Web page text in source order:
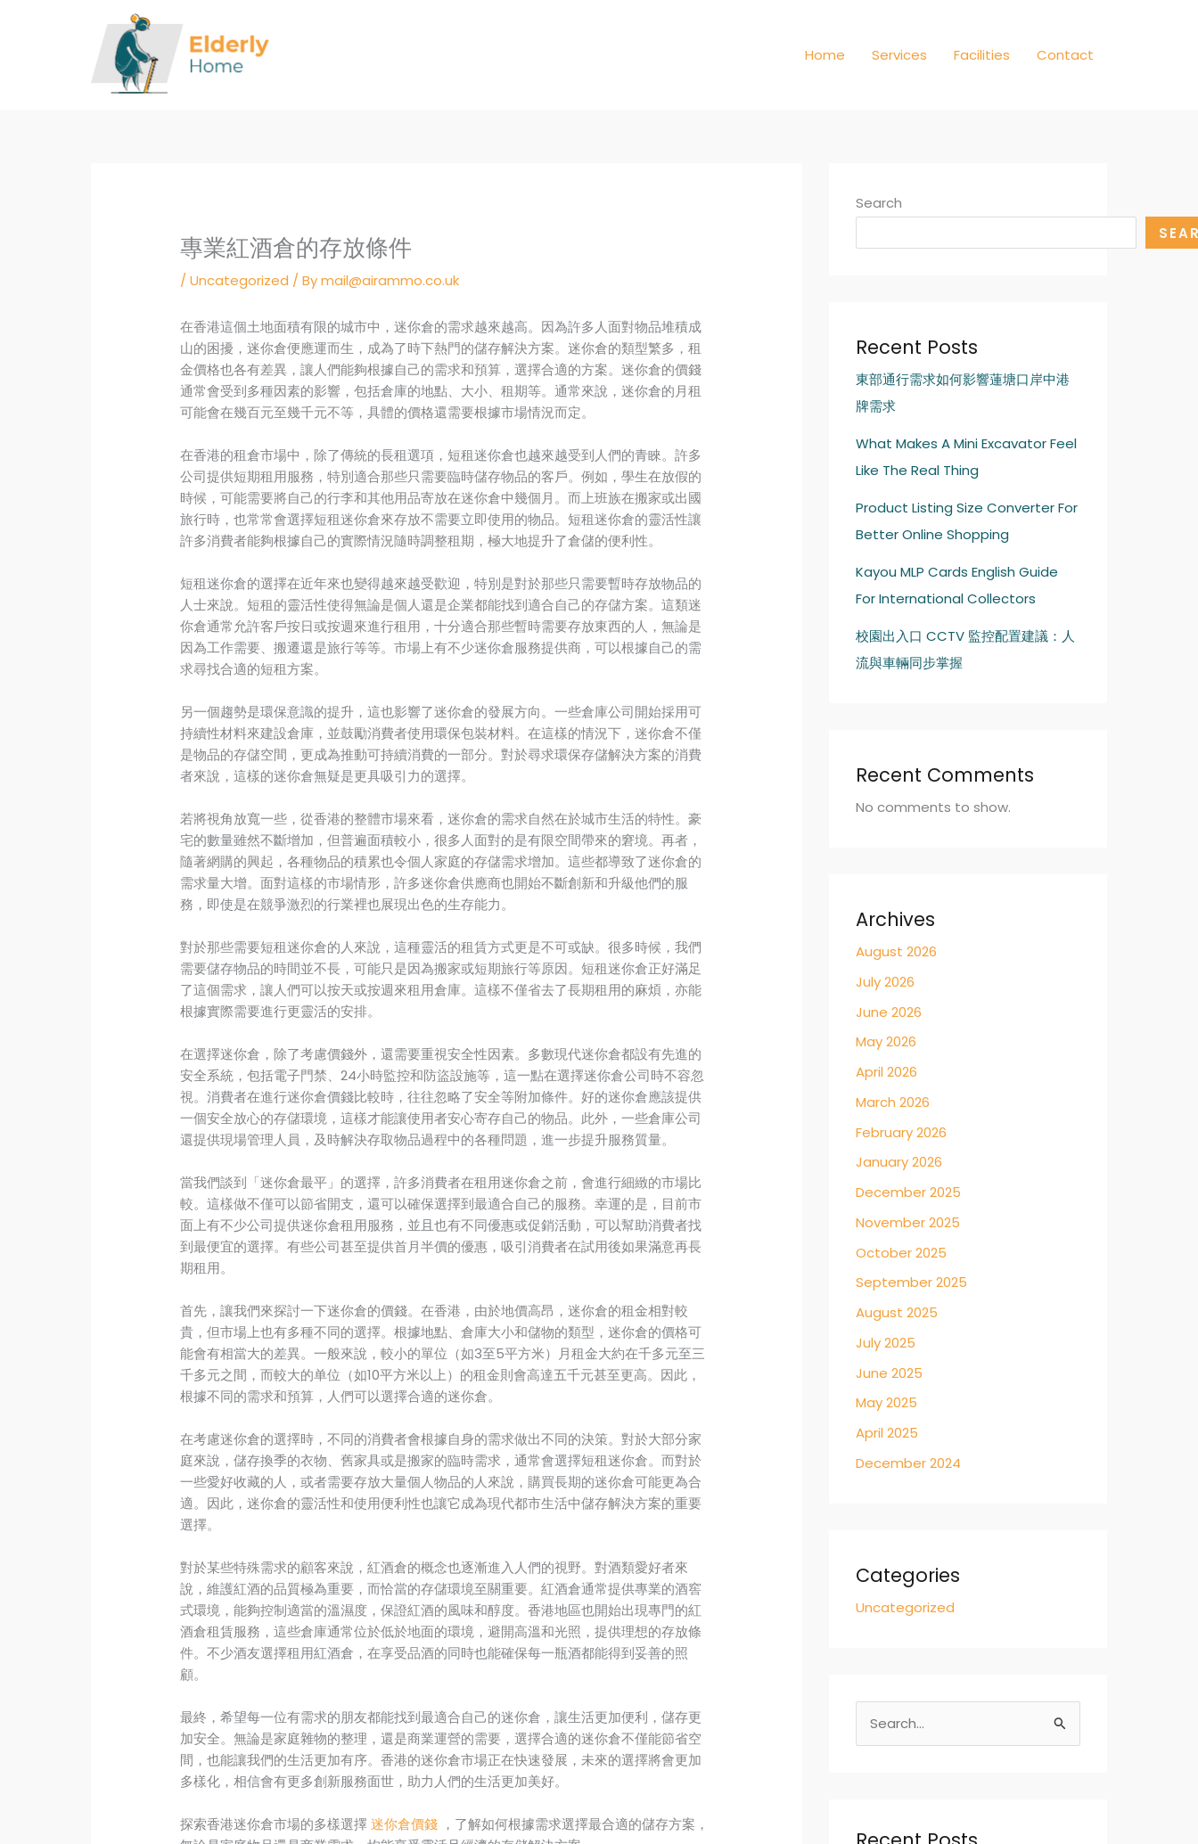
Home Services Facilities Contact
專業紅酒倉的存放條件
/Uncategorized / Bymail@airammo.co.uk
在香港這個土地面積有限的城市中，迷你倉的需求越來越高。因為許多人面對物品堆積成
山的困擾，迷你倉便應運而生，成為了時下熱門的儲存解決方案。迷你倉的類型繁多，租
金價格也各有差異，讓人們能夠根據自己的需求和預算，選擇合適的方案。迷你倉的價錢
通常會受到多種因素的影響，包括倉庫的地點、大小、租期等。通常來說，迷你倉的月租
可能會在幾百元至幾千元不等，具體的價格還需要根據市場情況而定。
在香港的租倉市場中，除了傳統的長租選項，短租迷你倉也越來越受到人們的青睞。許多
公司提供短期租用服務，特別適合那些只需要臨時儲存物品的客戶。例如，學生在放假的
時候，可能需要將自己的行李和其他用品寄放在迷你倉中幾個月。而上班族在搬家或出國
旅行時，也常常會選擇短租迷你倉來存放不需要立即使用的物品。短租迷你倉的靈活性讓
許多消費者能夠根據自己的實際情況隨時調整租期，極大地提升了倉儲的便利性。
短租迷你倉的選擇在近年來也變得越來越受歡迎，特別是對於那些只需要暫時存放物品的
人士來說。短租的靈活性使得無論是個人還是企業都能找到適合自己的存儲方案。這類迷
你倉通常允許客戶按日或按週來進行租用，十分適合那些暫時需要存放東西的人，無論是
因為工作需要、搬遷還是旅行等等。市場上有不少迷你倉服務提供商，可以根據自己的需
求尋找合適的短租方案。
另一個趨勢是環保意識的提升，這也影響了迷你倉的發展方向。一些倉庫公司開始採用可
持續性材料來建設倉庫，並鼓勵消費者使用環保包裝材料。在這樣的情況下，迷你倉不僅
是物品的存儲空間，更成為推動可持續消費的一部分。對於尋求環保存儲解決方案的消費
者來說，這樣的迷你倉無疑是更具吸引力的選擇。
若將視角放寬一些，從香港的整體市場來看，迷你倉的需求自然在於城市生活的特性。豪
宅的數量雖然不斷增加，但普遍面積較小，很多人面對的是有限空間帶來的窘境。再者，
隨著網購的興起，各種物品的積累也令個人家庭的存儲需求增加。這些都導致了迷你倉的
需求量大增。面對這樣的市場情形，許多迷你倉供應商也開始不斷創新和升級他們的服
務，即使是在競爭激烈的行業裡也展現出色的生存能力。
對於那些需要短租迷你倉的人來說，這種靈活的租賃方式更是不可或缺。很多時候，我們
需要儲存物品的時間並不長，可能只是因為搬家或短期旅行等原因。短租迷你倉正好滿足
了這個需求，讓人們可以按天或按週來租用倉庫。這樣不僅省去了長期租用的麻煩，亦能
根據實際需要進行更靈活的安排。
在選擇迷你倉，除了考慮價錢外，還需要重視安全性因素。多數現代迷你倉都設有先進的
安全系統，包括電子門禁、24小時監控和防盜設施等，這一點在選擇迷你倉公司時不容忽
視。消費者在進行迷你倉價錢比較時，往往忽略了安全等附加條件。好的迷你倉應該提供
一個安全放心的存儲環境，這樣才能讓使用者安心寄存自己的物品。此外，一些倉庫公司
還提供現場管理人員，及時解決存取物品過程中的各種問題，進一步提升服務質量。
當我們談到「迷你倉最平」的選擇，許多消費者在租用迷你倉之前，會進行細緻的市場比
較。這樣做不僅可以節省開支，還可以確保選擇到最適合自己的服務。幸運的是，目前市
面上有不少公司提供迷你倉租用服務，並且也有不同優惠或促銷活動，可以幫助消費者找
到最便宜的選擇。有些公司甚至提供首月半價的優惠，吸引消費者在試用後如果滿意再長
期租用。
首先，讓我們來探討一下迷你倉的價錢。在香港，由於地價高昂，迷你倉的租金相對較
貴，但市場上也有多種不同的選擇。根據地點、倉庫大小和儲物的類型，迷你倉的價格可
能會有相當大的差異。一般來說，較小的單位（如3至5平方米）月租金大約在千多元至三
千多元之間，而較大的单位（如10平方米以上）的租金則會高達五千元甚至更高。因此，
根據不同的需求和預算，人們可以選擇合適的迷你倉。
在考慮迷你倉的選擇時，不同的消費者會根據自身的需求做出不同的決策。對於大部分家
庭來說，儲存換季的衣物、舊家具或是搬家的臨時需求，通常會選擇短租迷你倉。而對於
一些愛好收藏的人，或者需要存放大量個人物品的人來說，購買長期的迷你倉可能更為合
適。因此，迷你倉的靈活性和使用便利性也讓它成為現代都市生活中儲存解決方案的重要
選擇。
對於某些特殊需求的顧客來說，紅酒倉的概念也逐漸進入人們的視野。對酒類愛好者來
說，維護紅酒的品質極為重要，而恰當的存儲環境至關重要。紅酒倉通常提供專業的酒窖
式環境，能夠控制適當的溫濕度，保證紅酒的風味和醇度。香港地區也開始出現專門的紅
酒倉租賃服務，這些倉庫通常位於低於地面的環境，避開高溫和光照，提供理想的存放條
件。不少酒友選擇租用紅酒倉，在享受品酒的同時也能確保每一瓶酒都能得到妥善的照
顧。
最終，希望每一位有需求的朋友都能找到最適合自己的迷你倉，讓生活更加便利，儲存更
加安全。無論是家庭雜物的整理，還是商業運營的需要，選擇合適的迷你倉不僅能節省空
間，也能讓我們的生活更加有序。香港的迷你倉市場正在快速發展，未來的選擇將會更加
多樣化，相信會有更多創新服務面世，助力人們的生活更加美好。
探索香港迷你倉市場的多樣選擇迷你倉價錢 ，了解如何根據需求選擇最合適的儲存方案，
Search
Recent Posts
東部通行需求如何影響蓮塘口岸中港
牌需求
What Makes A Mini Excavator Feel
Like The Real Thing
Product Listing Size Converter For
Better Online Shopping
Kayou MLP Cards English Guide
For International Collectors
校園出入口 CCTV 監控配置建議：人
流與車輛同步掌握
Recent Comments
No comments to show.
Archives
August 2026
July 2026
June 2026
May 2026
April 2026
March 2026
February 2026
January 2026
December 2025
November 2025
October 2025
September 2025
August 2025
July 2025
June 2025
May 2025
April 2025
December 2024
Categories
Uncategorized
e
c